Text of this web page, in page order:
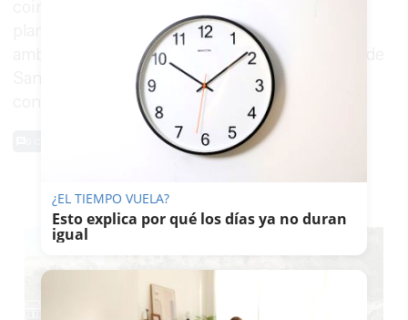
planteadas por varias organizaciones sociales y
ambientales, junto a la Cofradía de Pescadores de
Sanlúcar de Barrameda, en la movilización
convocada en defensa del Guadalquivir.
¿EL TIEMPO VUELA?
Esto explica por qué los días ya no duran
igual